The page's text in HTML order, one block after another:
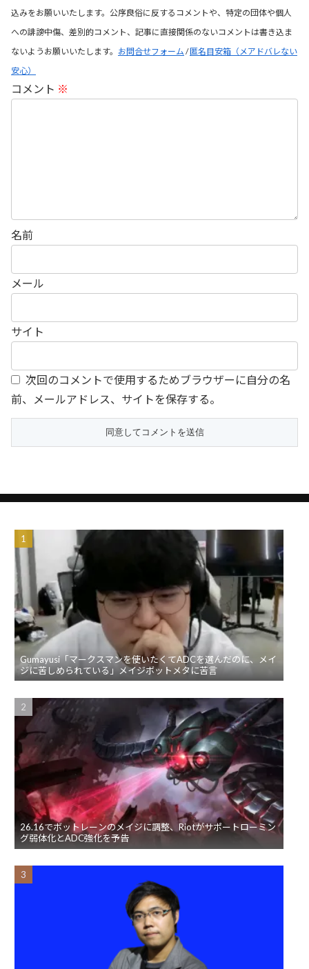
込みをお願いいたします。公序良俗に反するコメントや、特定の団体や個人
への誹謗中傷、差別的コメント、記事に直接関係のないコメントは書き込ま
ないようお願いいたします。 お問合せフォーム /匿名目安箱（メアドバレない
安心）
コメント ※
名前
メール
サイト
次回のコメントで使用するためブラウザーに自分の名
前、メールアドレス、サイトを保存する。
Gumayusi「マークスマンを使いたくてADCを選んだのに、メイ
ジに苦しめられている」メイジボットメタに苦言
26.16でボットレーンのメイジに調整、Riotがサポートローミン
グ弱体化とADC強化を予告